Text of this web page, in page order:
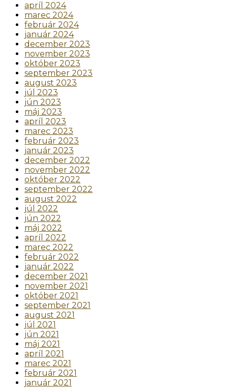
apríl 2024
marec 2024
február 2024
január 2024
december 2023
november 2023
október 2023
september 2023
august 2023
júl 2023
jún 2023
máj 2023
apríl 2023
marec 2023
február 2023
január 2023
december 2022
november 2022
október 2022
september 2022
august 2022
júl 2022
jún 2022
máj 2022
apríl 2022
marec 2022
február 2022
január 2022
december 2021
november 2021
október 2021
september 2021
august 2021
júl 2021
jún 2021
máj 2021
apríl 2021
marec 2021
február 2021
január 2021